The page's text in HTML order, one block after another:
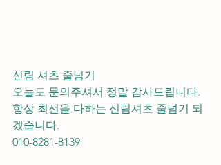
신림 셔츠 줄넘기
오늘도 문의주셔서 정말 감사드립니다.
항상 최선을 다하는 신림셔츠 줄넘기 되
겠습니다.
010-8281-8139